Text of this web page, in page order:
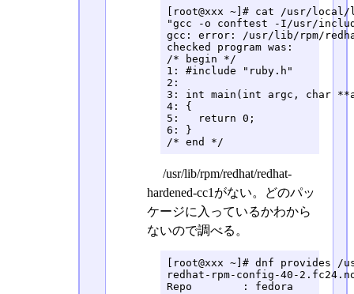
[root@xxx ~]# cat /usr/local/
"gcc -o conftest -I/usr/
gcc: error: /usr/lib/rpm/
checked program was:
/* begin */
1: #include "ruby.h"
2:
3: int main(int argc, char
4: {
5:   return 0;
6: }
/* end */
/usr/lib/rpm/redhat/redhat-
hardened-cc1がない。どのパッ
ケージに入っているかわから
ないので調べる。
[root@xxx ~]# dnf provides /
redhat-rpm-config-40-
Repo        : fedora